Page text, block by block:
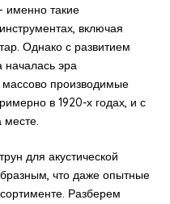
именно такие
включая
Однако с развитием
началась эра
производимые
в 1920-х годах, и с
месте.
для акустической
что даже опытные
Разберем